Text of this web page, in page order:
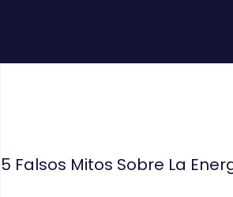
5 Falsos Mitos Sobre La